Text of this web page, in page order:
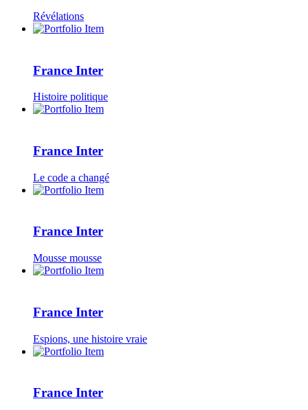
Révélations
France Inter
Histoire politique
France Inter
Le code a changé
France Inter
Mousse mousse
France Inter
Espions, une histoire vraie
France Inter